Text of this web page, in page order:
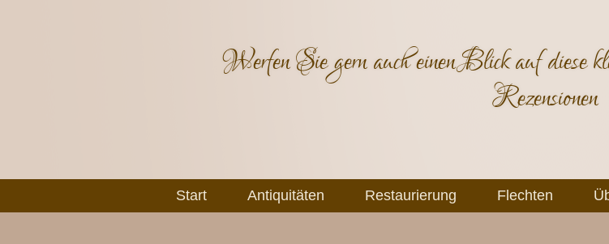
Werfen Sie gern auch einen Blick auf diese
Rezensionen
Start Antiquitäten Restaurierung Flechten